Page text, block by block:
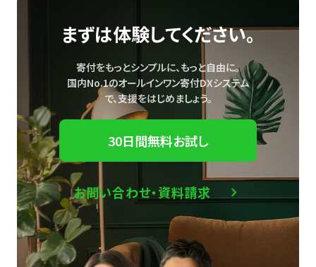
まずは体験してください。
寄付をもっとシンプルに、もっと自由に。
国内No.1のオールインワン寄付DXシステム
で、支援をはじめましょう。
30日間無料お試し
お問い合わせ・資料請求